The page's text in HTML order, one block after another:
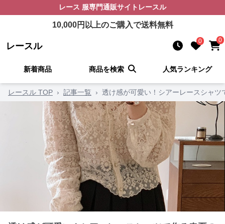
レース 服専門通販サイト レースル
10,000円以上のご購入で送料無料
レースル 0 0
新着商品 商品を検索 人気ランキング
レースル TOP › 記事一覧 › 透け感が可愛い！シアーレースシャ